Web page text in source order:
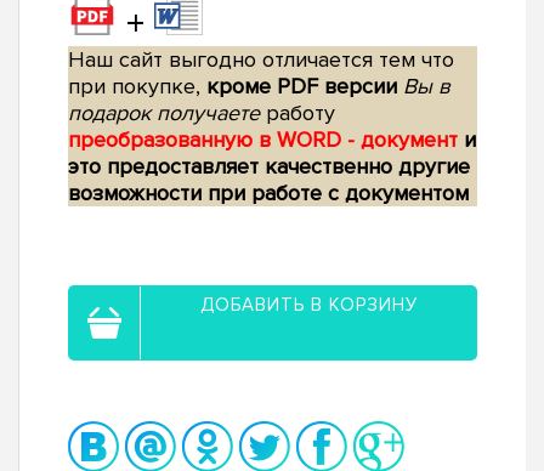
+
Наш сайт выгодно отличается тем что
при покупке, кроме PDF версии Вы в
подарок получаетеработу
преобразованную в WORD - документ и
это предоставляет качественно другие
возможности при работе с документом
ДОБАВИТЬ В КОРЗИНУ